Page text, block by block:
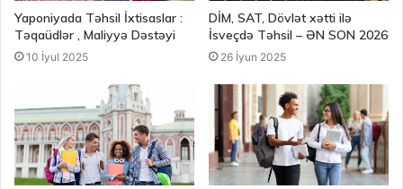
Yaponiyada Təhsil İxtisaslar :
Təqaüdlər , Maliyyə Dəstəyi
10 İyul 2025
DİM, SAT, Dövlət xətti ilə
İsveçdə Təhsil – ƏN SON 2026
26 İyun 2025